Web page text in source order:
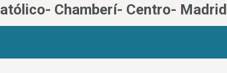
Chamberí- Centro- Madrid